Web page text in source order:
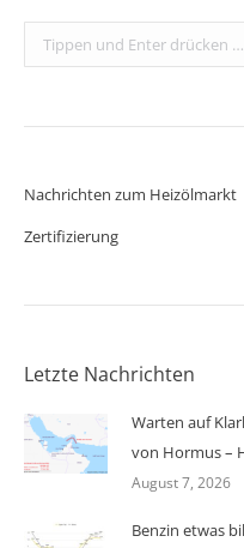
Search:
Nachrichten zum Heizölmarkt
Zertifizierung
Letzte Nachrichten
Warten auf
von Hormus –
August 7, 2026
Benzin etwas